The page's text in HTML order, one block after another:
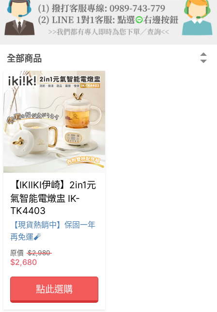
全部商品
【IKIIKI伊崎】2in1元
氣智能電燉盅 IK-
TK4403
【現貨熱銷中】保固一年
再免運🧨
原價 $2,980
$2,680
點此選購